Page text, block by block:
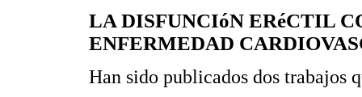
LA DISFUNCIóN ERéCTIL
ENFERMEDAD
Han sido publicados dos trabajos